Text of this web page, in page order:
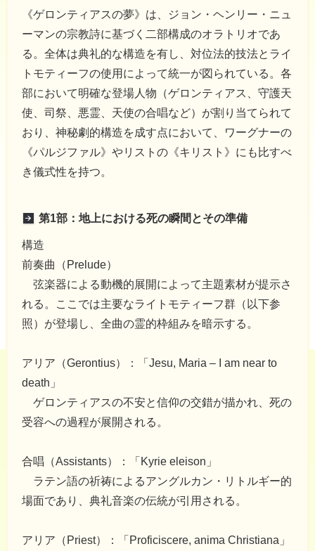
《ゲロンティアスの夢》は、ジョン・ヘンリー・ニュ
ーマンの宗教詩に基づく二部構成のオラトリオであ
る。全体は典礼的な構造を有し、対位法的技法とライ
トモティーフの使用によって統一が図られている。各
部において明確な登場人物（ゲロンティアス、守護天
使、司祭、悪霊、天使の合唱など）が割り当てられて
おり、神秘劇的構造を成す点において、ワーグナーの
《パルジファル》やリストの《キリスト》にも比すべ
き儀式性を持つ。
第1部：地上における死の瞬間とその準備
構造
前奏曲（Prelude）
弦楽器による動機的展開によって主題素材が提示さ
れる。ここでは主要なライトモティーフ群（以下参
照）が登場し、全曲の霊的枠組みを暗示する。
アリア（Gerontius）：「Jesu, Maria – I am near to
death」
ゲロンティアスの不安と信仰の交錯が描かれ、死の
受容への過程が展開される。
合唱（Assistants）：「Kyrie eleison」
ラテン語の祈祷によるアングルカン・リトルギー的
場面であり、典礼音楽の伝統が引用される。
アリア（Priest）：「Proficiscere, anima Christiana」